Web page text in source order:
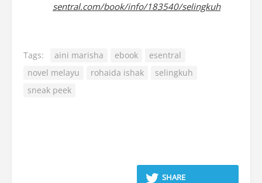
sentral.com/book/info/183540/selingkuh
Tags: aini marisha ebook
esentral
novel melayu
rohaida ishak
selingkuh
sneak peek
SHARE